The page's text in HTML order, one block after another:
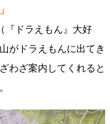
『ドラえもん』大好
がドラえもんに出てき
わざ案内してくれると